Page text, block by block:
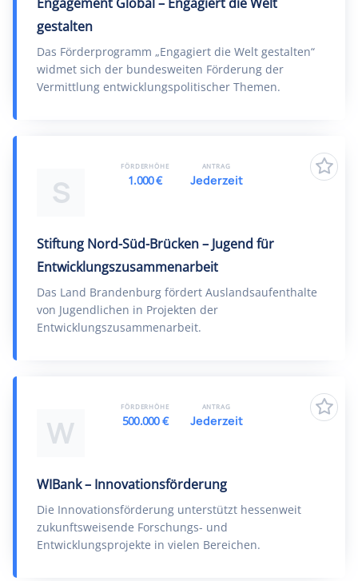
gestalten
Das Förderprogramm „Engagiert die Welt gestalten“
widmet sich der bundesweiten Förderung der
Vermittlung entwicklungspolitischer Themen.
S
Stiftung Nord-Süd-Brücken – Jugend für
Entwicklungszusammenarbeit
Das Land Brandenburg fördert Auslandsaufenthalte
von Jugendlichen in Projekten der
Entwicklungszusammenarbeit.
FÖRDERHÖHE
1.000 €
ANTRAG
Jederzeit
W
WIBank – Innovationsförderung
Die Innovationsförderung unterstützt hessenweit
zukunftsweisende Forschungs- und
Entwicklungsprojekte in vielen Bereichen.
FÖRDERHÖHE
500.000 €
ANTRAG
Jederzeit